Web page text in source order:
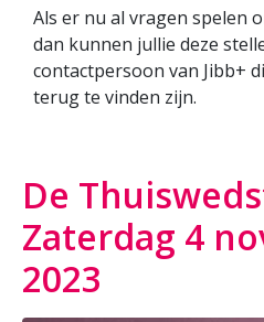
Als er nu al vragen spelen
dan kunnen jullie deze
contactpersoon van Jibb+
terug te vinden zijn.
De
Zaterdag 4
2023